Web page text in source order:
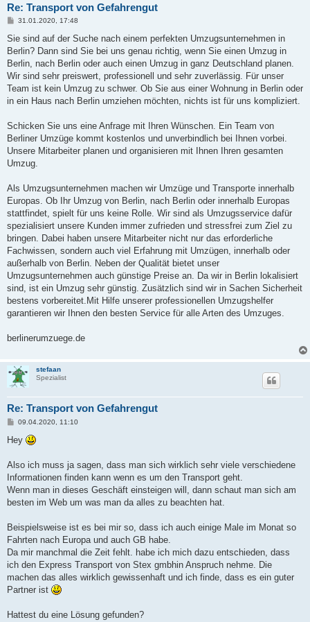
Re: Transport von Gefahrengut
B
i
r
a
31.01.2020, 17:48
Sie sind auf der Suche nach einem perfekten Umzugsunternehmen in
Berlin? Dann sind Sie bei uns genau richtig, wenn Sie einen Umzug in
Berlin, nach Berlin oder auch einen Umzug in ganz Deutschland planen.
Wir sind sehr preiswert, professionell und sehr zuverlässig. Für unser
Team ist kein Umzug zu schwer. Ob Sie aus einer Wohnung in Berlin oder
in ein Haus nach Berlin umziehen möchten, nichts ist für uns kompliziert.
Schicken Sie uns eine Anfrage mit Ihren Wünschen. Ein Team von
Berliner Umzüge kommt kostenlos und unverbindlich bei Ihnen vorbei.
Unsere Mitarbeiter planen und organisieren mit Ihnen Ihren gesamten
Umzug.
Als Umzugsunternehmen machen wir Umzüge und Transporte innerhalb
Europas. Ob Ihr Umzug von Berlin, nach Berlin oder innerhalb Europas
stattfindet, spielt für uns keine Rolle. Wir sind als Umzugsservice dafür
spezialisiert unsere Kunden immer zufrieden und stressfrei zum Ziel zu
bringen. Dabei haben unsere Mitarbeiter nicht nur das erforderliche
Fachwissen, sondern auch viel Erfahrung mit Umzügen, innerhalb oder
außerhalb von Berlin. Neben der Qualität bietet unser
Umzugsunternehmen auch günstige Preise an. Da wir in Berlin lokalisiert
sind, ist ein Umzug sehr günstig. Zusätzlich sind wir in Sachen Sicherheit
bestens vorbereitet.Mit Hilfe unserer professionellen Umzugshelfer
garantieren wir Ihnen den besten Service für alle Arten des Umzuges.
berlinerumzuege.de
stefaan
Spezialist
Re: Transport von Gefahrengut
B
i
a
09.04.2020, 11:10
Hey
Also ich muss ja sagen, dass man sich wirklich sehr viele verschiedene
Informationen finden kann wenn es um den Transport geht.
Wenn man in dieses Geschäft einsteigen will, dann schaut man sich am
besten im Web um was man da alles zu beachten hat.
Beispielsweise ist es bei mir so, dass ich auch einige Male im Monat so
Fahrten nach Europa und auch GB habe.
Da mir manchmal die Zeit fehlt. habe ich mich dazu entschieden, dass
ich den Express Transport von Stex gmbhin Anspruch nehme. Die
machen das alles wirklich gewissenhaft und ich finde, dass es ein guter
Partner ist
Hattest du eine Lösung gefunden?